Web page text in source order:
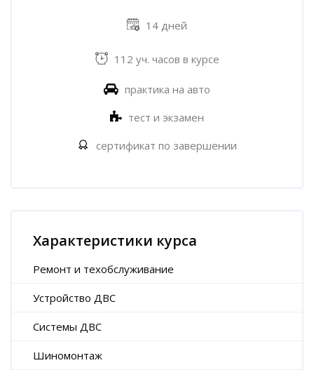
14 дней
112 уч. часов в курсе
практика на авто
тест и экзамен
сертификат по завершении
Характеристики курса
Ремонт и техобслуживание
Устройство ДВС
Системы ДВС
Шиномонтаж